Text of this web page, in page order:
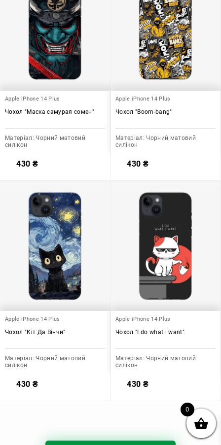
Apple iPhone 14 Plus
Чохол "Маска самурая сомен"
Матеріал: Чорний матовий
силікон
430 ₴
Apple iPhone 14 Plus
Чохол "Boom-bang"
Матеріал: Чорний матовий
силікон
430 ₴
Apple iPhone 14 Plus
Чохол "Кіт Да Вінчи"
Матеріал: Чорний матовий
силікон
430 ₴
Apple iPhone 14 Plus
Чохол "I do what i want"
Матеріал: Чорний матовий
силікон
430 ₴
0